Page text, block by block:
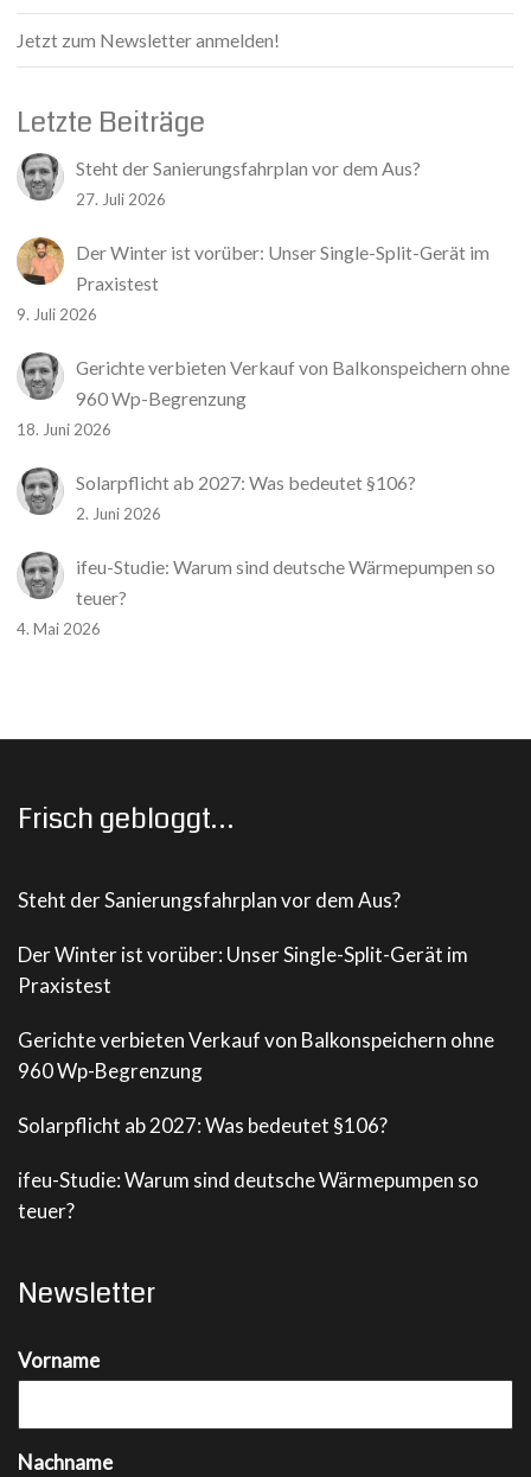
Jetzt zum Newsletter anmelden!
Letzte Beiträge
Steht der Sanierungsfahrplan vor dem Aus?
27. Juli 2026
Der Winter ist vorüber: Unser Single-Split-Gerät im
Praxistest
9. Juli 2026
Gerichte verbieten Verkauf von Balkonspeichern ohne
960 Wp-Begrenzung
18. Juni 2026
Solarpflicht ab 2027: Was bedeutet §106?
2. Juni 2026
ifeu-Studie: Warum sind deutsche Wärmepumpen so
teuer?
4. Mai 2026
Frisch gebloggt…
Steht der Sanierungsfahrplan vor dem Aus?
Der Winter ist vorüber: Unser Single-Split-Gerät im
Praxistest
Gerichte verbieten Verkauf von Balkonspeichern ohne
960 Wp-Begrenzung
Solarpflicht ab 2027: Was bedeutet §106?
ifeu-Studie: Warum sind deutsche Wärmepumpen so
teuer?
Newsletter
Vorname
Nachname